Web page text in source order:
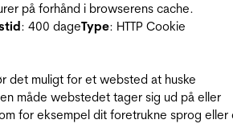
på forhånd i browserens cache.
: 400 dageType: HTTP Cookie
det muligt for et websted at huske
måde webstedet tager sig ud på eller
for eksempel dit foretrukne sprog eller